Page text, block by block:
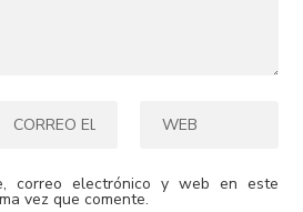
correo electrónico y web en este
vez que comente.